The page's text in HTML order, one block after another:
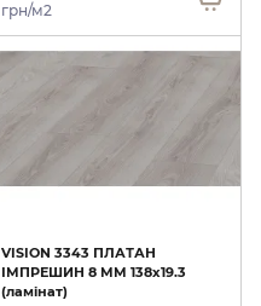
грн/м2
VISION 3343 ПЛАТАН
ІМПРЕШИН 8 ММ 138х19.3
(ламінат)